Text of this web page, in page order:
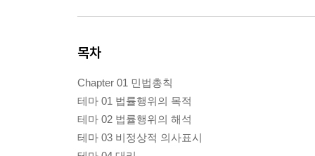
목차
Chapter 01 민법총칙
테마 01 법률행위의 목적
테마 02 법률행위의 해석
테마 03 비정상적 의사표시